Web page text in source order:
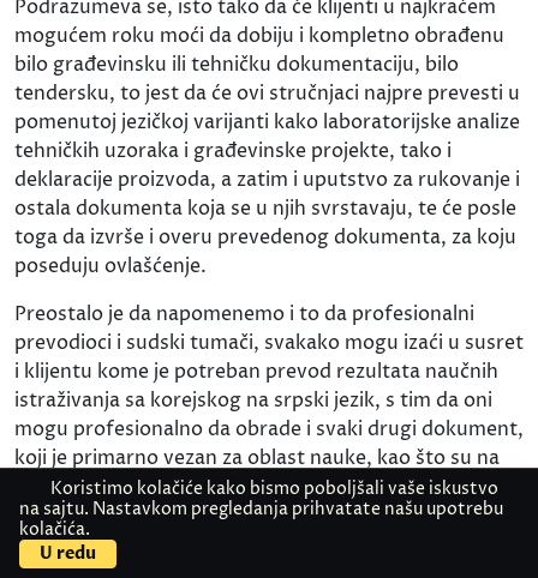
Podrazumeva se, isto tako da će klijenti u najkraćem
mogućem roku moći da dobiju i kompletno obrađenu
bilo građevinsku ili tehničku dokumentaciju, bilo
tendersku, to jest da će ovi stručnjaci najpre prevesti u
pomenutoj jezičkoj varijanti kako laboratorijske analize
tehničkih uzoraka i građevinske projekte, tako i
deklaracije proizvoda, a zatim i uputstvo za rukovanje i
ostala dokumenta koja se u njih svrstavaju, te će posle
toga da izvrše i overu prevedenog dokumenta, za koju
poseduju ovlašćenje.
Preostalo je da napomenemo i to da profesionalni
prevodioci i sudski tumači, svakako mogu izaći u susret
i klijentu kome je potreban prevod rezultata naučnih
istraživanja sa korejskog na srpski jezik, s tim da oni
mogu profesionalno da obrade i svaki drugi dokument,
koji je primarno vezan za oblast nauke, kao što su na
primer naučni patenti ili naučni radovi i to bilo koje
složenosti.
Prevođenje online kataloga sa
Kontaktirajte nas
Koristimo kolačiće kako bismo poboljšali vaše iskustvo
na sajtu. Nastavkom pregledanja prihvatate našu upotrebu
kolačića.
U redu